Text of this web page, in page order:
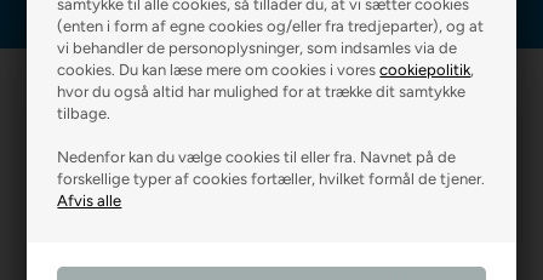
samtykke til alle cookies, så tillader du, at vi sætter cookies
(enten i form af egne cookies og/eller fra tredjeparter), og at
vi behandler de personoplysninger, som indsamles via de
cookies. Du kan læse mere om cookies i vorescookiepolitik,
hvor du også altid har mulighed for at trække dit samtykke
tilbage.
Nedenfor kan du vælge cookies til eller fra. Navnet på de
forskellige typer af cookies fortæller, hvilket formål de tjener.